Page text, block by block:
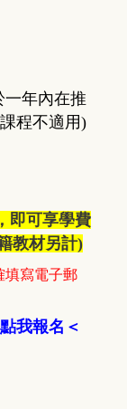
一年內在推
程不適用)
即可享學費
教材另計)
填寫電子郵
點我報名 ＜